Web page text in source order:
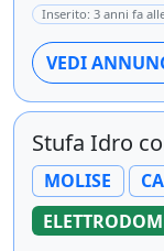
Inserito: 3 anni fa
VEDI
Stufa Idro
MOLISE